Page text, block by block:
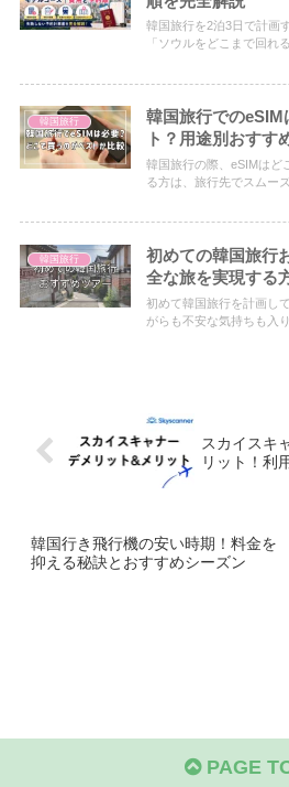
韓国旅行を2泊3日で計画
「ソウルをどこまで回れ
韓国旅行
韓国旅行でのeSIM
ト？用途別おすす
韓国旅行の際、eSIMはど
る方は、旅行先でスムー
韓国旅行
初めての韓国旅行
全な旅を実現する
初めて韓国旅行を計画し
がらも不安な気持ちも入
スカイスキ
リット！利
韓国行き飛行機の安い時期！料金を
抑える秘訣とおすすめシーズン
PAGE